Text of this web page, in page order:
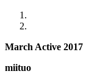
March Active 2017
miituo